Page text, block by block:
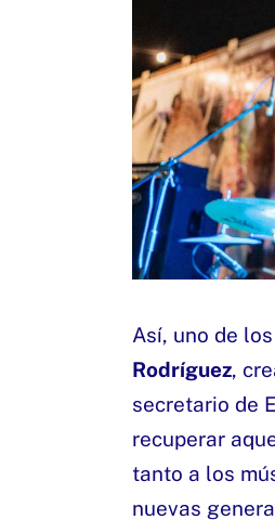
Así, uno de
Rodríguez,
secretario de
recuperar
tanto a los
nuevas